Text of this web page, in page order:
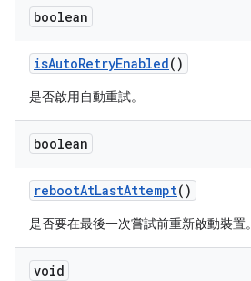
boolean
isAutoRetryEnabled()
是否啟用自動重試。
boolean
rebootAtLastAttempt()
是否要在最後一次嘗試前重新啟動裝置。
void